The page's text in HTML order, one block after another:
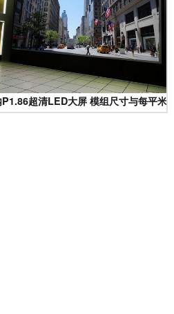
与优势超清LED大屏 模组尺寸与每平米